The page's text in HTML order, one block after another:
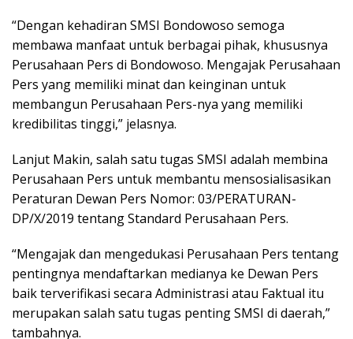
“Dengan kehadiran SMSI Bondowoso semoga
membawa manfaat untuk berbagai pihak, khususnya
Perusahaan Pers di Bondowoso. Mengajak Perusahaan
Pers yang memiliki minat dan keinginan untuk
membangun Perusahaan Pers-nya yang memiliki
kredibilitas tinggi,” jelasnya.
Lanjut Makin, salah satu tugas SMSI adalah membina
Perusahaan Pers untuk membantu mensosialisasikan
Peraturan Dewan Pers Nomor: 03/PERATURAN-
DP/X/2019 tentang Standard Perusahaan Pers.
“Mengajak dan mengedukasi Perusahaan Pers tentang
pentingnya mendaftarkan medianya ke Dewan Pers
baik terverifikasi secara Administrasi atau Faktual itu
merupakan salah satu tugas penting SMSI di daerah,”
tambahnya.